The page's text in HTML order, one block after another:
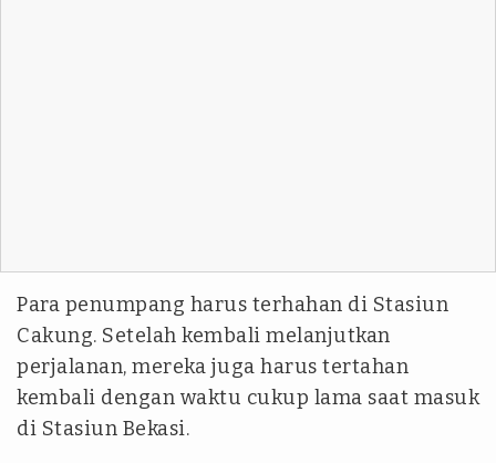
Para penumpang harus terhahan di Stasiun
Cakung. Setelah kembali melanjutkan
perjalanan, mereka juga harus tertahan
kembali dengan waktu cukup lama saat masuk
di Stasiun Bekasi.